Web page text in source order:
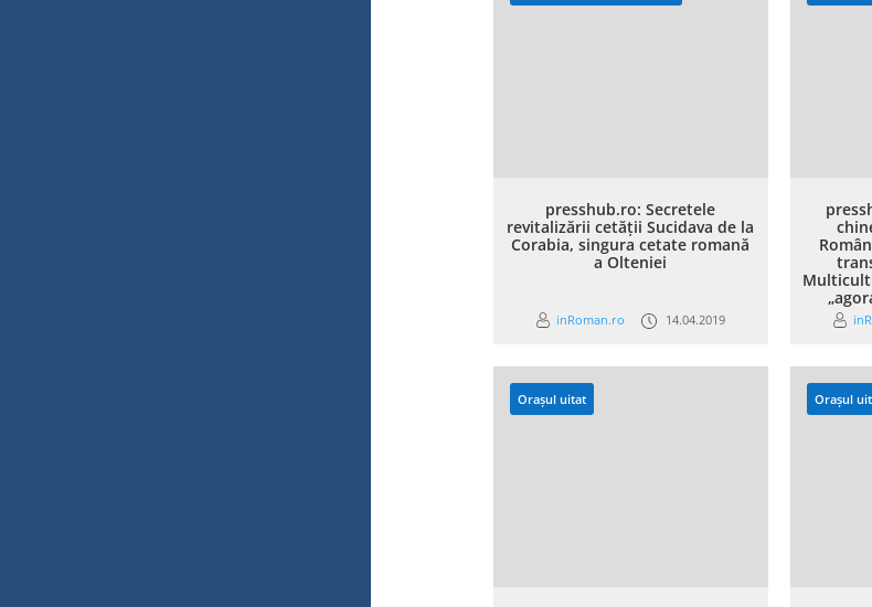
presshub.ro: Secretele
revitalizării cetății Sucidava de la
Corabia, singura cetate romană
a Olteniei
inRoman.ro 14.04.2019
Orașul uitat Orașul